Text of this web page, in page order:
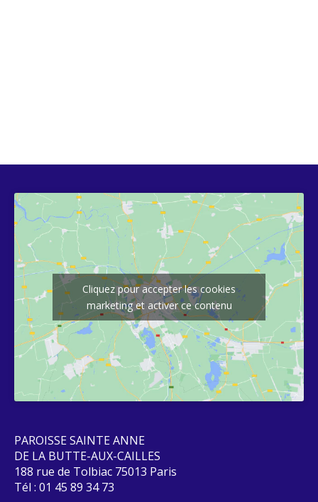
Cliquez pour accepter les cookies
marketing et activer ce contenu
PAROISSE SAINTE ANNE
DE LA BUTTE-AUX-CAILLES
188 rue de Tolbiac 75013 Paris
Tél : 01 45 89 34 73